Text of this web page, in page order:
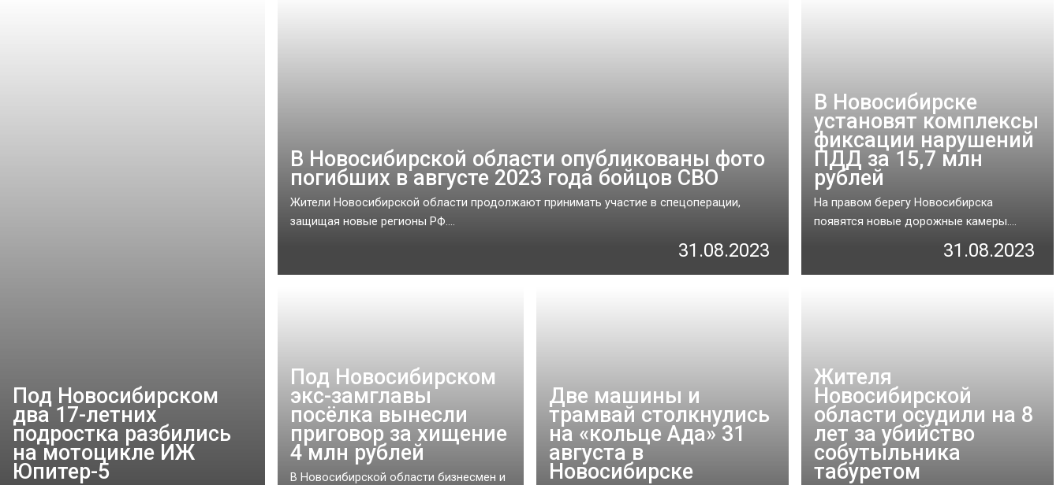
Под Новосибирском
два 17-летних
подростка разбились
на мотоцикле ИЖ
Юпитер-5
В Новосибирской области опубликованы фото
погибших в августе 2023 года бойцов СВО
Жители Новосибирской области продолжают принимать участие в спецоперации,
защищая новые регионы РФ....
31.08.2023
В Новосибирске
установят комплексы
фиксации нарушений
ПДД за 15,7 млн
рублей
На правом берегу Новосибирска
появятся новые дорожные камеры....
31.08.2023
Под Новосибирском
экс-замглавы
посёлка вынесли
приговор за хищение
4 млн рублей
В Новосибирской области бизнесмен и
Две машины и
трамвай столкнулись
на «кольце Ада» 31
августа в
Новосибирске
Жителя
Новосибирской
области осудили на 8
лет за убийство
собутыльника
табуретом